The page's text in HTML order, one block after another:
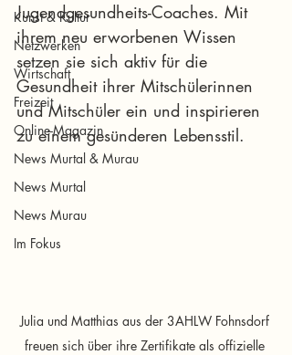
Kunst & Kultur
Netzwerken
Wirtschaft
Freizeit
Online-Magazin
News Murtal & Murau
News Murtal
News Murau
Im Fokus
Jugendgesundheits-Coaches. Mit
ihrem neu erworbenen Wissen
setzen sie sich aktiv für die
Gesundheit ihrer Mitschülerinnen
und Mitschüler ein und inspirieren
zu einem gesünderen Lebensstil.
Julia und Matthias aus der 3AHLW Fohnsdorf
freuen sich über ihre Zertifikate als offizielle